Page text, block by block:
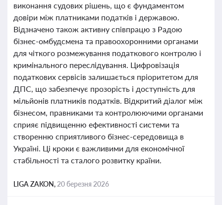
виконання судових рішень, що є фундаментом
довіри між платниками податків і державою.
Відзначено також активну співпрацю з Радою
бізнес-омбудсмена та правоохоронними органами
для чіткого розмежування податкового контролю і
кримінального переслідування. Цифровізація
податкових сервісів залишається пріоритетом для
ДПС, що забезпечує прозорість і доступність для
мільйонів платників податків. Відкритий діалог між
бізнесом, правниками та контролюючими органами
сприяє підвищенню ефективності системи та
створенню сприятливого бізнес-середовища в
Україні. Ці кроки є важливими для економічної
стабільності та сталого розвитку країни.
LIGA ZAKON, 20 березня 2026